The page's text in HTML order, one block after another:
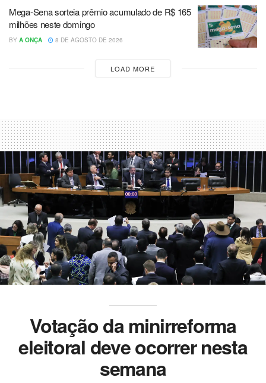
Mega-Sena sorteia prêmio acumulado de R$ 165
milhões neste domingo
BY A ONÇA 8 DE AGOSTO DE 2026
LOAD MORE
Votação da minirreforma
eleitoral deve ocorrer nesta
semana